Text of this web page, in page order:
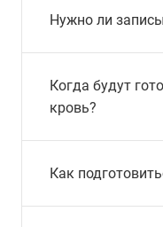
Нужно ли
Когда будут
кровь?
Как